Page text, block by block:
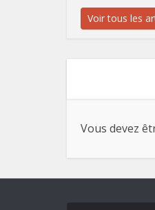
Voir tous les
Vous devez